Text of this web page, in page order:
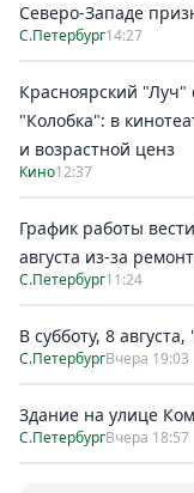
Северо-Западе
С.Петербург14:27
Красноярский "Луч"
"Колобка": в
и возрастной ценз
Кино12:37
График работы
августа из-за
С.Петербург11:24
В субботу, 8
С.ПетербургВчера 19:03
Здание на улице
С.ПетербургВчера 18:57